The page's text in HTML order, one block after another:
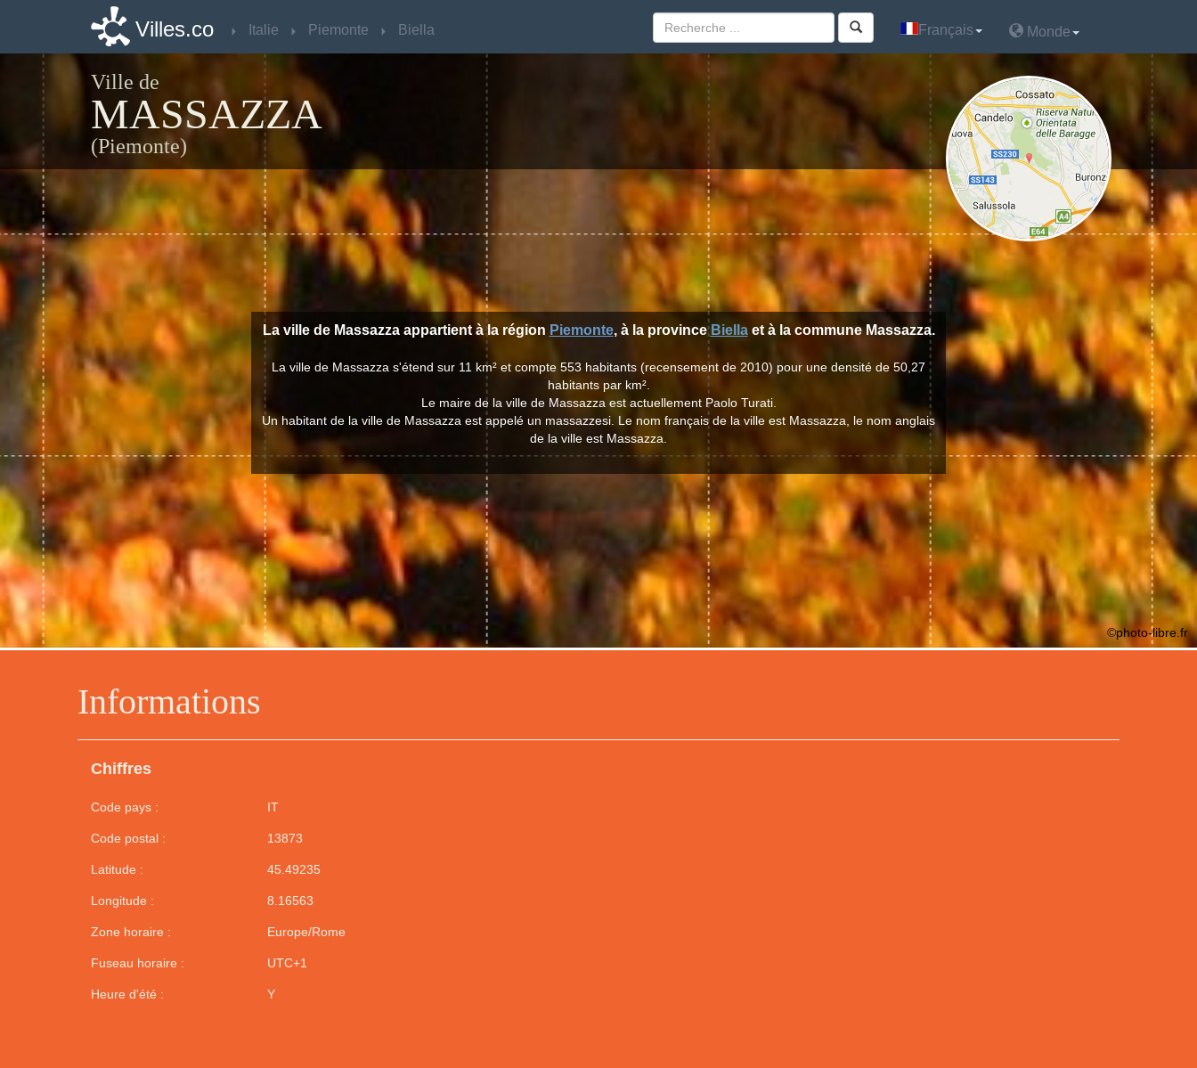
Villes.co Italie Piemonte Biella Français Monde
Ville de
MASSAZZA
(Piemonte)
Informations
Chiffres
Code pays : IT
Code postal : 13873
Latitude : 45.49235
Longitude : 8.16563
Zone horaire : Europe/Rome
Fuseau horaire : UTC+1
Heure d'été : Y
La ville de Massazza appartient à la région Piemonte, à la province Biellaet à la commune Massazza.
La ville de Massazza s'étend sur 11 km² et compte 553 habitants (recensement de 2010) pour une densité de 50,27
habitants par km².
Le maire de la ville de Massazza est actuellement Paolo Turati.
Un habitant de la ville de Massazza est appelé un massazzesi. Le nom français de la ville est Massazza, le nom anglais
de la ville est Massazza.
©photo-libre.fr
Villes.co Italie Piemonte Biella Français Monde